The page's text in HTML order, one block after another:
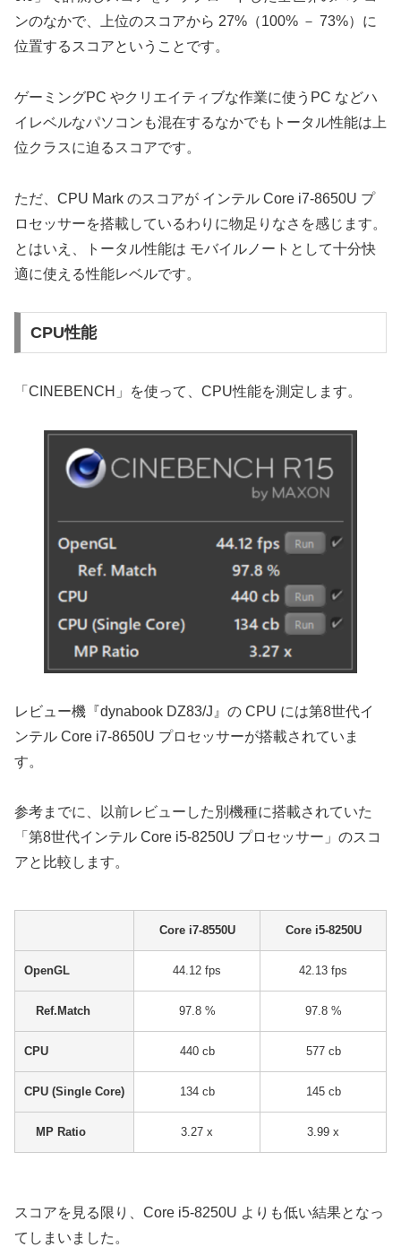
ンのなかで、上位のスコアから 27%（100% － 73%）に
位置するスコアということです。
ゲーミングPC やクリエイティブな作業に使うPC などハ
イレベルなパソコンも混在するなかでもトータル性能は上
位クラスに迫るスコアです。
ただ、CPU Mark のスコアが インテル Core i7-8650U プ
ロセッサーを搭載しているわりに物足りなさを感じます。
とはいえ、トータル性能は モバイルノートとして十分快
適に使える性能レベルです。
CPU性能
「CINEBENCH」を使って、CPU性能を測定します。
レビュー機『dynabook DZ83/J』の CPU には第8世代イ
ンテル Core i7-8650U プロセッサーが搭載されていま
す。
参考までに、以前レビューした別機種に搭載されていた
「第8世代インテル Core i5-8250U プロセッサー」のスコ
アと比較します。
Core i7-8550U Core i5-8250U
OpenGL 44.12 fps 42.13 fps
Ref.Match 97.8 % 97.8 %
CPU 440 cb 577 cb
CPU (Single Core) 134 cb 145 cb
MP Ratio 3.27 x 3.99 x
スコアを見る限り、Core i5-8250U よりも低い結果となっ
てしまいました。